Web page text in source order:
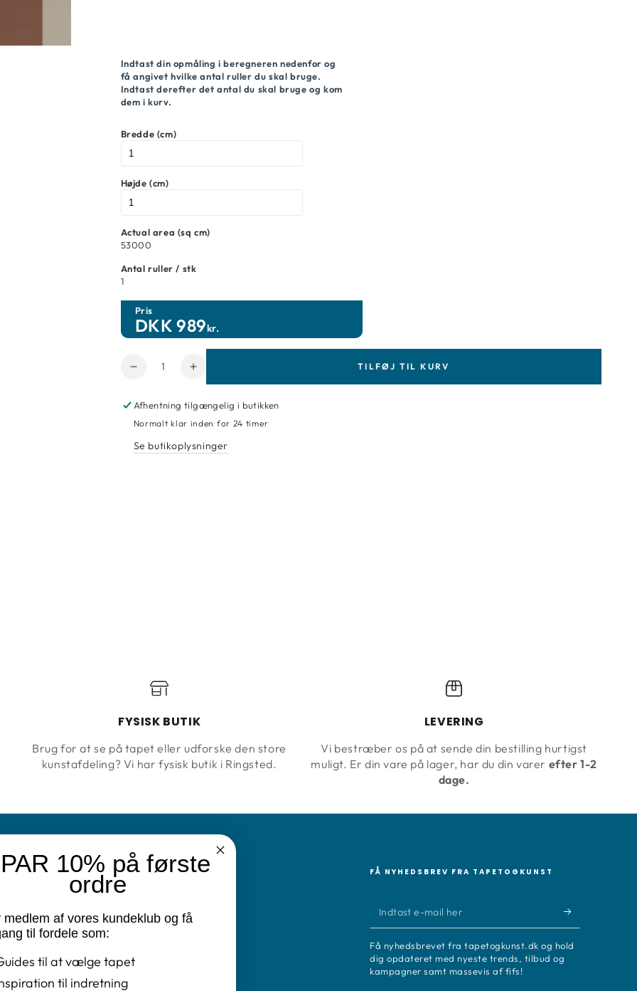
Indtast din opmåling i beregneren nedenfor og
få angivet hvilke antal ruller du skal bruge.
Indtast derefter det antal du skal bruge og kom
dem i kurv.
Bredde (cm)
Højde (cm)
Actual area (sq cm)
53000
Antal ruller / stk
1
Pris
DKK 989kr.
Antal
Reducer
for
Sandberg
Magnus
Forøg
mængde
for
Sandberg
Magnus
TILFØJ TIL KURV
Afhentning tilgængelig i butikken
Normalt klar inden for 24 timer
Se butikoplysninger
FYSISK BUTIK
Brug for at se på tapet eller udforske den store
kunstafdeling? Vi har fysisk butik i Ringsted.
LEVERING
Vi bestræber os på at sende din bestilling hurtigst
muligt. Er din vare på lager, har du din varer efter 1-2
dage.
FÅ NYHEDSBREV FRA TAPETOGKUNST
Indtast
e-
mail
her
Få nyhedsbrevet fra tapetogkunst.dk og hold
dig opdateret med nyeste trends, tilbud og
kampagner samt massevis af fifs!
10% på første
ordre
medlem af vores kundeklub og få
til fordele som:
til at vælge tapet
til indretning